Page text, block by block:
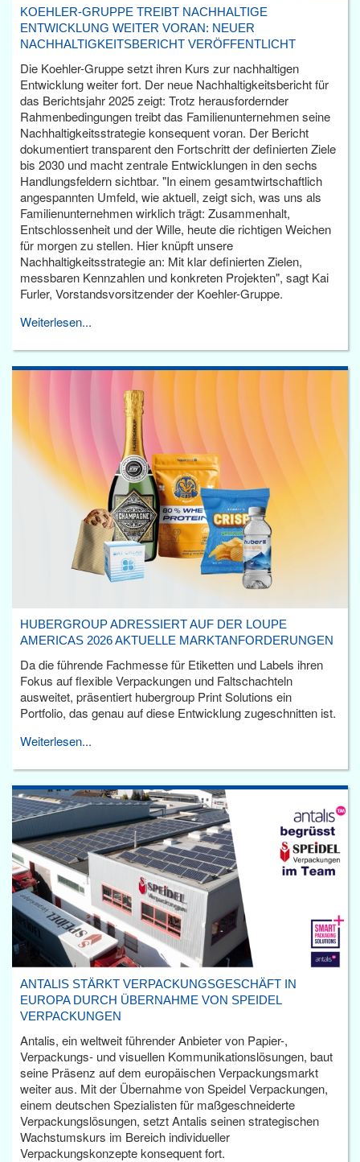
KOEHLER-GRUPPE TREIBT NACHHALTIGE
ENTWICKLUNG WEITER VORAN: NEUER
NACHHALTIGKEITSBERICHT VERÖFFENTLICHT
Die Koehler-Gruppe setzt ihren Kurs zur nachhaltigen
Entwicklung weiter fort. Der neue Nachhaltigkeitsbericht für
das Berichtsjahr 2025 zeigt: Trotz herausfordernder
Rahmenbedingungen treibt das Familienunternehmen seine
Nachhaltigkeitsstrategie konsequent voran. Der Bericht
dokumentiert transparent den Fortschritt der definierten Ziele
bis 2030 und macht zentrale Entwicklungen in den sechs
Handlungsfeldern sichtbar. "In einem gesamtwirtschaftlich
angespannten Umfeld, wie aktuell, zeigt sich, was uns als
Familienunternehmen wirklich trägt: Zusammenhalt,
Entschlossenheit und der Wille, heute die richtigen Weichen
für morgen zu stellen. Hier knüpft unsere
Nachhaltigkeitsstrategie an: Mit klar definierten Zielen,
messbaren Kennzahlen und konkreten Projekten", sagt Kai
Furler, Vorstandsvorsitzender der Koehler-Gruppe.
Weiterlesen...
HUBERGROUP ADRESSIERT AUF DER LOUPE
AMERICAS 2026 AKTUELLE MARKTANFORDERUNGEN
Da die führende Fachmesse für Etiketten und Labels ihren
Fokus auf flexible Verpackungen und Faltschachteln
ausweitet, präsentiert hubergroup Print Solutions ein
Portfolio, das genau auf diese Entwicklung zugeschnitten ist.
Weiterlesen...
ANTALIS STÄRKT VERPACKUNGSGESCHÄFT IN
EUROPA DURCH ÜBERNAHME VON SPEIDEL
VERPACKUNGEN
Antalis, ein weltweit führender Anbieter von Papier-,
Verpackungs- und visuellen Kommunikationslösungen, baut
seine Präsenz auf dem europäischen Verpackungsmarkt
weiter aus. Mit der Übernahme von Speidel Verpackungen,
einem deutschen Spezialisten für maßgeschneiderte
Verpackungslösungen, setzt Antalis seinen strategischen
Wachstumskurs im Bereich individueller
Verpackungskonzepte konsequent fort.